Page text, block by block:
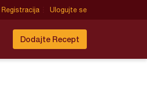
Registracija Ulogujte se
Dodajte Recept